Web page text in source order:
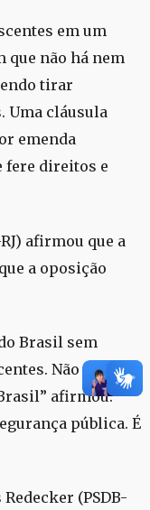
em um
não há nem
tirar
Uma cláusula
emenda
fere direitos e
afirmou que a
a oposição
Brasil sem
Não é uma
afirmou.
pública. É
(PSDB-